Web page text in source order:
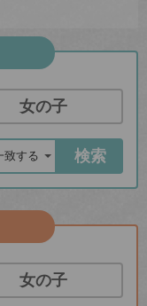
女の子
検索
女の子